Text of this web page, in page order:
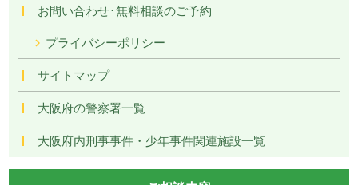
お問い合わせ･無料相談のご予約
プライバシーポリシー
サイトマップ
大阪府の警察署一覧
大阪府内刑事事件・少年事件関連施設一覧